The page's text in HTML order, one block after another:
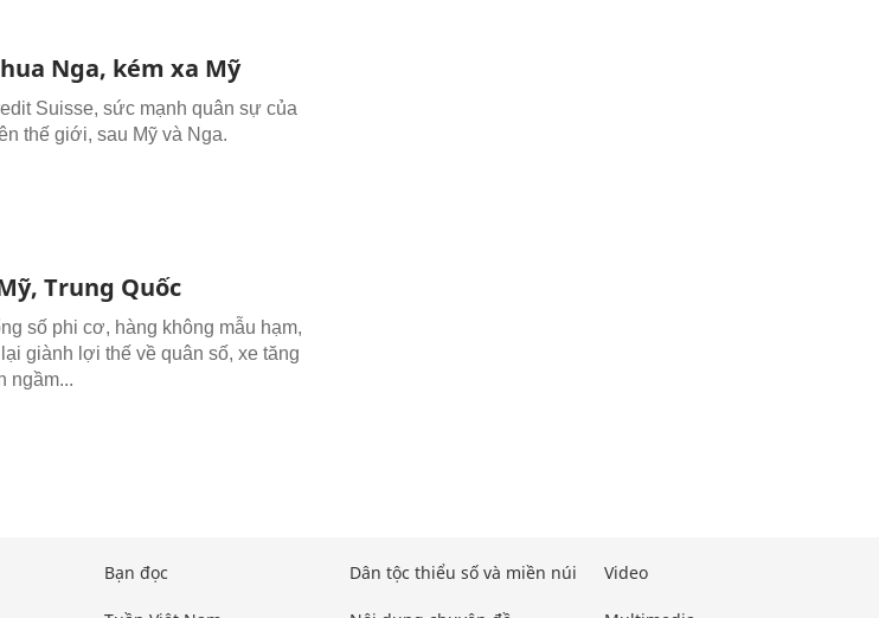
Nga, kém xa Mỹ
Suisse, sức mạnh quân sự của
thế giới, sau Mỹ và Nga.
Trung Quốc
số phi cơ, hàng không mẫu hạm,
giành lợi thế về quân số, xe tăng
ngầm...
Bạn đọc Dân tộc thiểu số và miền núi Video